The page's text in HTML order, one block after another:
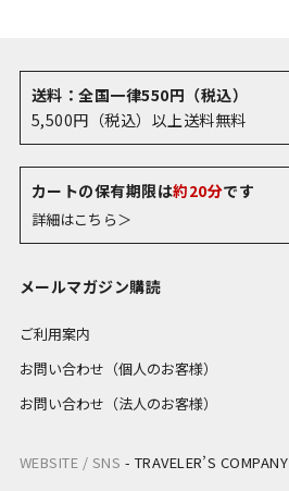
送料：全国一律550円（税込）
5,500円（税込）以上送料無料
カートの保有期限は約20分です
詳細はこちら＞
メールマガジン購読
ご利用案内
お問い合わせ（個人のお客様）
お問い合わせ（法人のお客様）
WEBSITE / SNS - TRAVELER’S COMPANY